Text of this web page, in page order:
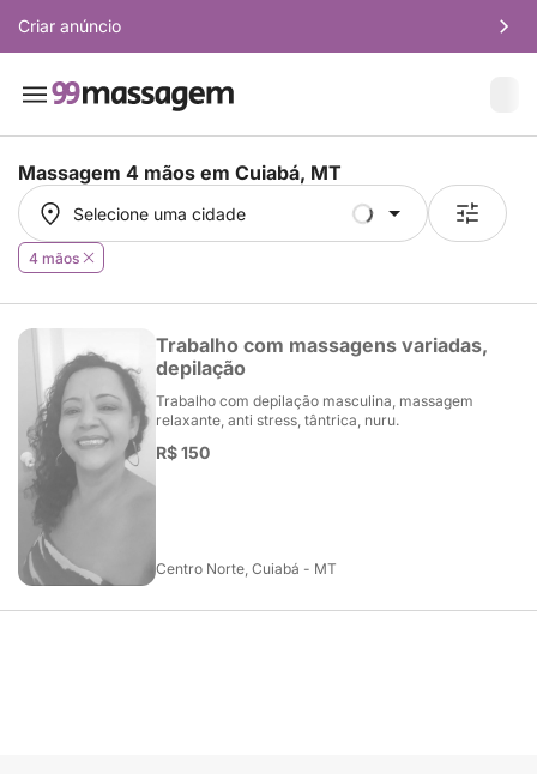
Criar anúncio
Massagem 4 mãos em Cuiabá, MT
Selecione uma cidade
Selecione uma cidade
4 mãos
Trabalho com massagens variadas,
depilação
Trabalho com depilação masculina, massagem
relaxante, anti stress, tântrica, nuru.
R$ 150
Centro Norte, Cuiabá - MT